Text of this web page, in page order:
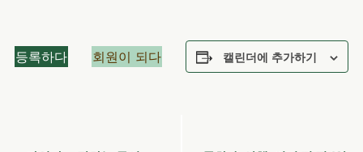
등록하다 회원이 되다 캘린더에 추가하기